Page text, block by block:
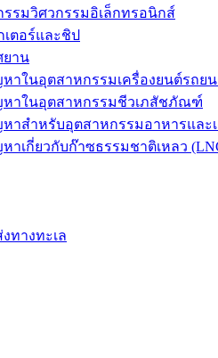
รมวิศวกรรมอิเล็กทรอนิกส์
ตอร์และชิป
าน
ในอุตสาหกรรมเครื่องยนต์รถย
าในอุตสาหกรรมชีวเภสัชภัณฑ์
สำหรับอุตสาหกรรมอาหารและ
เกี่ยวกับก๊าซธรรมชาติเหลว
ทางทะเล